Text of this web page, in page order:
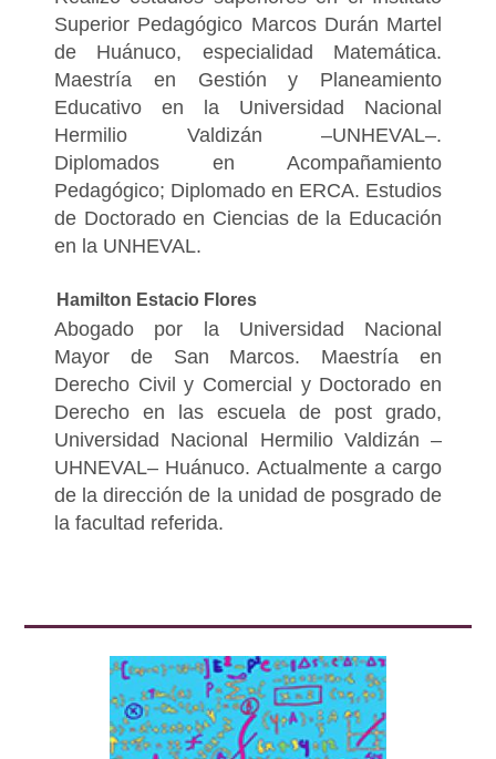
Superior Pedagógico Marcos Durán Martel
de Huánuco, especialidad Matemática.
Maestría en Gestión y Planeamiento
Educativo en la Universidad Nacional
Hermilio Valdizán –UNHEVAL–.
Diplomados en Acompañamiento
Pedagógico; Diplomado en ERCA. Estudios
de Doctorado en Ciencias de la Educación
en la UNHEVAL.
Hamilton Estacio Flores
Abogado por la Universidad Nacional
Mayor de San Marcos. Maestría en
Derecho Civil y Comercial y Doctorado en
Derecho en las escuela de post grado,
Universidad Nacional Hermilio Valdizán –
UHNEVAL– Huánuco. Actualmente a cargo
de la dirección de la unidad de posgrado de
la facultad referida.